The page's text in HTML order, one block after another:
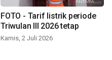
FOTO - Tarif listrik periode
Triwulan III 2026 tetap
Kamis, 2 Juli 2026